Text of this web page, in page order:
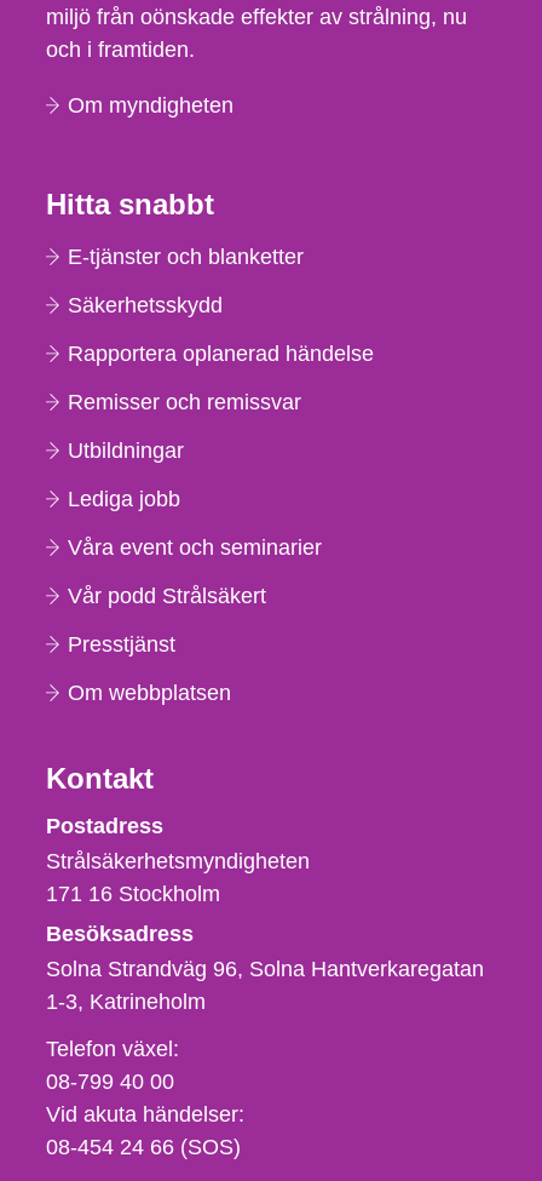
miljö från oönskade effekter av strålning, nu
och i framtiden.
Om myndigheten
Hitta snabbt
E-tjänster och blanketter
Säkerhetsskydd
Rapportera oplanerad händelse
Remisser och remissvar
Utbildningar
Lediga jobb
Våra event och seminarier
Vår podd Strålsäkert
Presstjänst
Om webbplatsen
Kontakt
Strålsäkerhetsmyndigheten
Postadress
Strålsäkerhetsmyndigheten
171 16 Stockholm
Besöksadress
Solna Strandväg 96, Solna Hantverkaregatan
1-3 Katrineholm
Telefon,
fax
och
e-
Telefon växel:
08-799 40 00
Vid akuta händelser:
08-454 24 66 (SOS)